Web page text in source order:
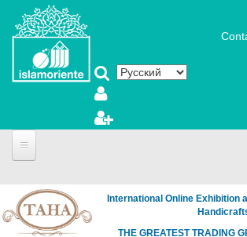
Перейти к основному содержанию
International Online Exhibition
THE GREATEST TRADING